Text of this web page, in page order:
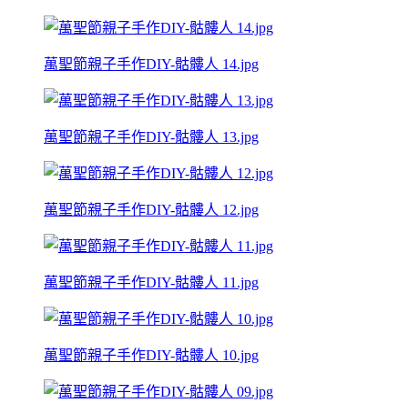
萬聖節親子手作DIY-骷髏人 14.jpg
萬聖節親子手作DIY-骷髏人 13.jpg
萬聖節親子手作DIY-骷髏人 12.jpg
萬聖節親子手作DIY-骷髏人 11.jpg
萬聖節親子手作DIY-骷髏人 10.jpg